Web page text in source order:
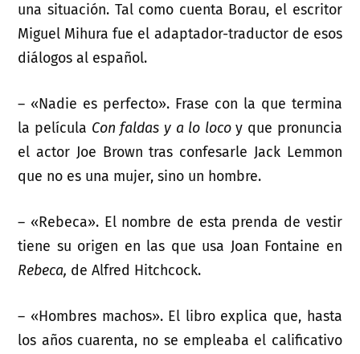
una situación. Tal como cuenta Borau, el escritor
Miguel Mihura fue el adaptador-traductor de esos
diálogos al español.
– «Nadie es perfecto». Frase con la que termina
la película Con faldas y a lo locoy que pronuncia
el actor Joe Brown tras confesarle Jack Lemmon
que no es una mujer, sino un hombre.
– «Rebeca». El nombre de esta prenda de vestir
tiene su origen en las que usa Joan Fontaine en
Rebeca, de Alfred Hitchcock.
– «Hombres machos». El libro explica que, hasta
los años cuarenta, no se empleaba el calificativo